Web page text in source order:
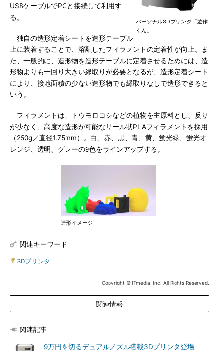
パーソナル3Dプリンタ「遊作
くん」
USBケーブルでPCと接続して利用す
る。
独自の造形定着シートを造形テーブル
上に装着することで、溶融したフィラメントの定着性が向上。ま
た、一般的に、造形物を造形テーブルに定着させるためには、造
形物よりも一回り大きい縁取りが必要となるが、造形定着シート
により、接地面積の少ない造形物でも縁取りなしで造形できると
いう。
フィラメントは、トウモロコシなどの植物を主原料とし、反り
が少なく、高度な造形が可能なリール状PLAフィラメントを採用
（250g／直径1.75mm）。白、赤、黒、青、黄、蛍光緑、蛍光オ
レンジ、透明、グレーの9色をラインアップする。
造形イメージ
関連キーワード
3Dプリンタ
Copyright © ITmedia, Inc. All Rights Reserved.
関連情報
関連記事
9万円を切るデュアルノズル搭載3Dプリンタ登場